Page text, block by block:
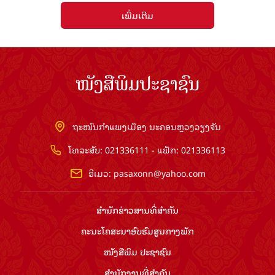
ເພີ່ມເຕີມ
ໜັງສືພິມປະຊາຊົນ
ຖະໜົນກຳແພງເມືອງ ນະຄອນຫຼວງວຽງຈັນ
ໂທລະສັບ: 021336111 - ແຟັກ: 021336113
ອີເມວ: pasaxonn@yahoo.com
ສຳ​ນັກ​ຂ່າວ​ສານ​ທີ່​ສຳ​ຄັນ​
ຄະນະໂຄສະນາອົບຮົມ​ສູນ​ກາງ​ພັກ
ໜັງສືພິມ ປະ​ຊາ​ຊົນ